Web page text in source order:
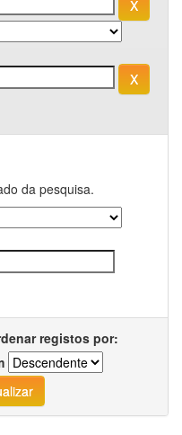
da pesquisa.
registos por: